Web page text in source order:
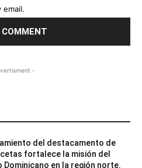
-
del destacamento de
fortalece la misión del
Dominicano en la región norte.